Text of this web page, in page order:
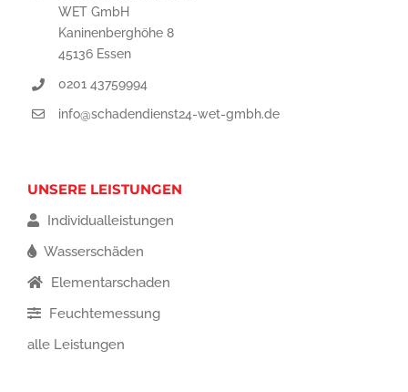
WET GmbH
Kaninenberghöhe 8
45136 Essen
0201 43759994
info@schadendienst24-wet-gmbh.de
UNSERE LEISTUNGEN
Individualleistungen
Wasserschäden
Elementarschaden
Feuchtemessung
alle Leistungen